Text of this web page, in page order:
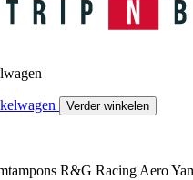
Verder winkelen
R&G Racing Aero